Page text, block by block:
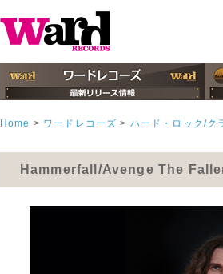
Home > ワードレコーズ > ハード・ロック/ク
Hammerfall/Avenge The